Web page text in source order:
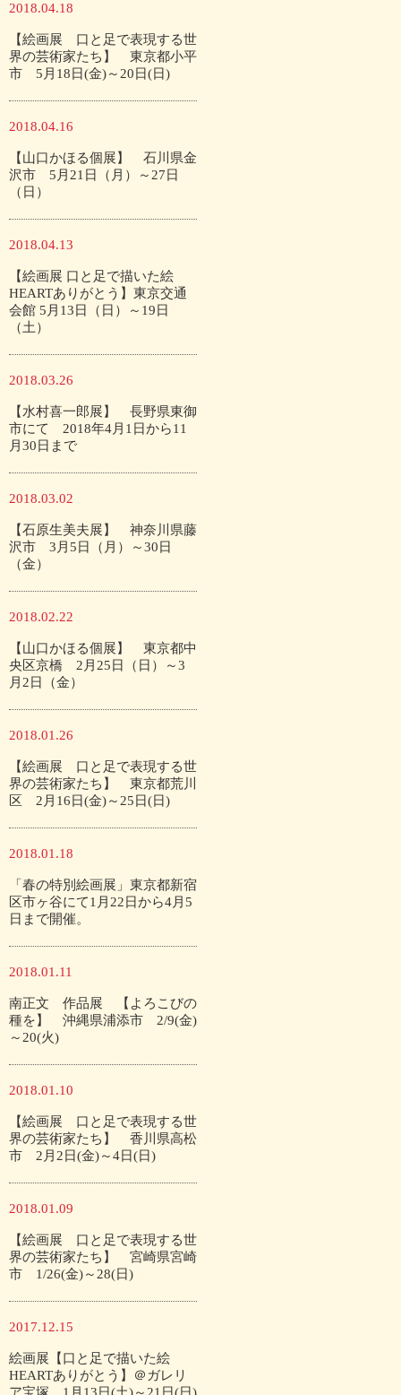
2018.04.18
【絵画展 口と足で表現する世
界の芸術家たち】 東京都小平
市 5月18日(金)～20日(日)
2018.04.16
【山口かほる個展】 石川県金
沢市 5月21日（月）～27日
（日）
2018.04.13
【絵画展 口と足で描いた絵
HEARTありがとう】東京交通
会館 5月13日（日）～19日
（土）
2018.03.26
【水村喜一郎展】 長野県東御
市にて 2018年4月1日から11
月30日まで
2018.03.02
【石原生美夫展】 神奈川県藤
沢市 3月5日（月）～30日
（金）
2018.02.22
【山口かほる個展】 東京都中
央区京橋 2月25日（日）～3
月2日（金）
2018.01.26
【絵画展 口と足で表現する世
界の芸術家たち】 東京都荒川
区 2月16日(金)～25日(日)
2018.01.18
「春の特別絵画展」東京都新宿
区市ヶ谷にて1月22日から4月5
日まで開催。
2018.01.11
南正文 作品展 【よろこびの
種を】 沖縄県浦添市 2/9(金)
～20(火)
2018.01.10
【絵画展 口と足で表現する世
界の芸術家たち】 香川県高松
市 2月2日(金)～4日(日)
2018.01.09
【絵画展 口と足で表現する世
界の芸術家たち】 宮崎県宮崎
市 1/26(金)～28(日)
2017.12.15
絵画展【口と足で描いた絵
HEARTありがとう】＠ガレリ